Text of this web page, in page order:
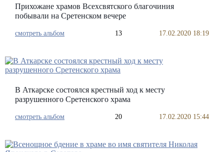
Прихожане храмов Всехсвятского благочиния
побывали на Сретенском вечере
смотреть альбом 13 17.02.2020 18:19
В Аткарске состоялся крестный ход к месту
разрушенного Сретенского храма
смотреть альбом 20 17.02.2020 15:44